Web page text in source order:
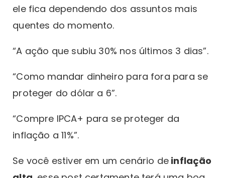
ele fica dependendo dos assuntos mais
quentes do momento.
“A ação que subiu 30% nos últimos 3 dias”.
“Como mandar dinheiro para fora para se
proteger do dólar a 6”.
“Compre IPCA+ para se proteger da
inflação a 11%”.
Se você estiver em um cenário deinflação